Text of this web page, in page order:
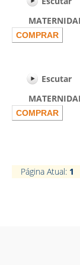
Escutar
Página Atual: 1